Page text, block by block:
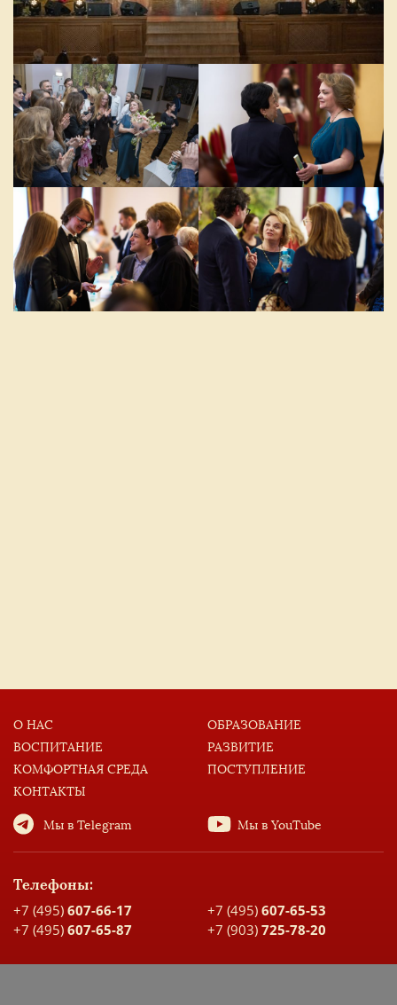
О НАС
ОБРАЗОВАНИЕ
ВОСПИТАНИЕ
РАЗВИТИЕ
КОМФОРТНАЯ СРЕДА
ПОСТУПЛЕНИЕ
КОНТАКТЫ
Мы в Telegram Мы в YouTube
Телефоны:
+7 (495) 607-66-17 +7 (495) 607-65-53
+7 (495) 607-65-87 +7 (903) 725-78-20